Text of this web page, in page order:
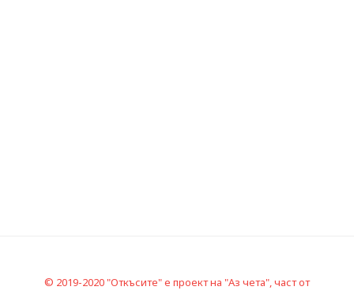
© 2019-2020 "Откъсите" е проект на "Аз чета", част от